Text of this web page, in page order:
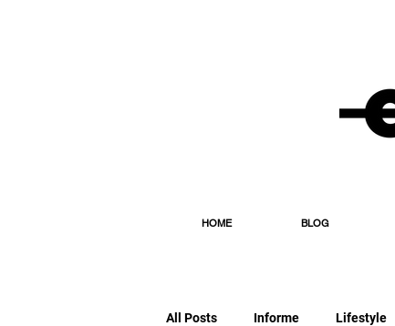
HOME BLOG
All Posts Informe Lifestyle